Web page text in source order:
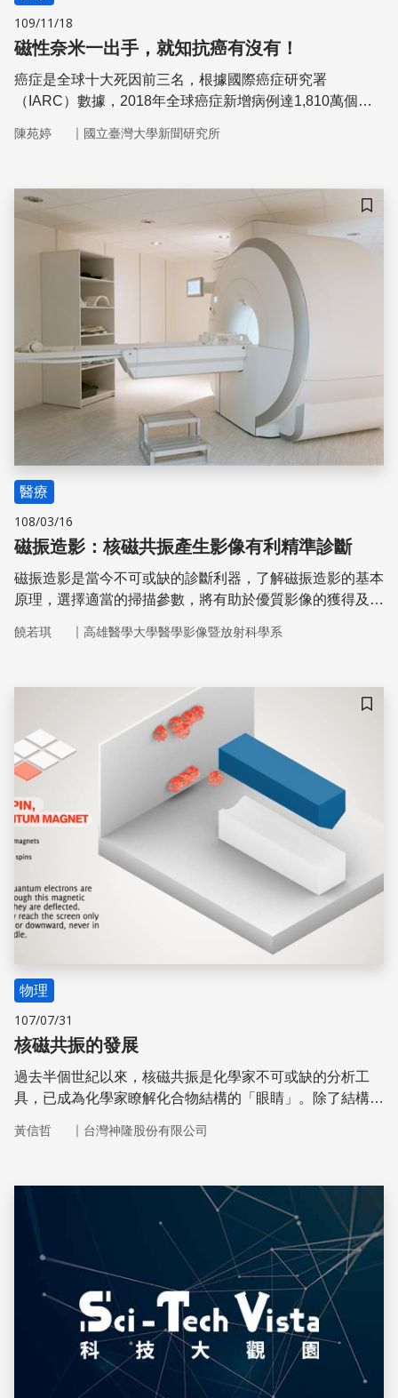
109/11/18
磁性奈米一出手，就知抗癌有沒有！
癌症是全球十大死因前三名，根據國際癌症研究署
（IARC）數據，2018年全球癌症新增病例達1,810萬個、
人就有一人罹癌，且約每6人就有一人死於癌症。癌症治療
10年也開發出許多小分子標靶抗癌藥物以及免疫療法。 本
文要介紹的新型癌症治療試劑，是由生物醫學聯手奈米科
技，為癌症治療開啟新頁。台灣研究團隊成功開發出「四氧
化三鐵－硫化銅殼奈米粒子」，這個全新的奈米材料可以想
像成跟蛋一樣，蛋殼是硫化銅，蛋黃是四氧化三鐵，由於硫
化銅吸收近紅外光表現相當優秀，可吸收介於700至
陳苑婷 ｜ 國立臺灣大學新聞研究所
儲存
醫療
108/03/16
磁振造影：核磁共振產生影像有利精準診斷
磁振造影是當今不可或缺的診斷利器，了解磁振造影的基本
原理，選擇適當的掃描參數，將有助於優質影像的獲得及醫
饒若琪 ｜ 高雄醫學大學醫學影像暨放射科學系
儲存
物理
107/07/31
核磁共振的發展
過去半個世紀以來，核磁共振是化學家不可或缺的分析工
具，已成為化學家瞭解化合物結構的「眼睛」。除了結構鑑
動力學及分子間交互作用。在化學以外的領域，NMR與X射
於NMR原理的磁振造影，則是醫學診斷不可或缺的工具，
原本是與化學、生物學及醫學影像等都沒什麼關聯的量子物
黃信哲 ｜ 台灣神隆股份有限公司
儲存